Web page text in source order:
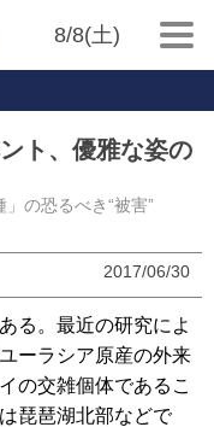
8/8(土)
ト、優雅な姿の
の恐るべき“被害”
2017/06/30
る。最近の研究によ
ーラシア原産の外来
の交雑個体であるこ
琵琶湖北部などで